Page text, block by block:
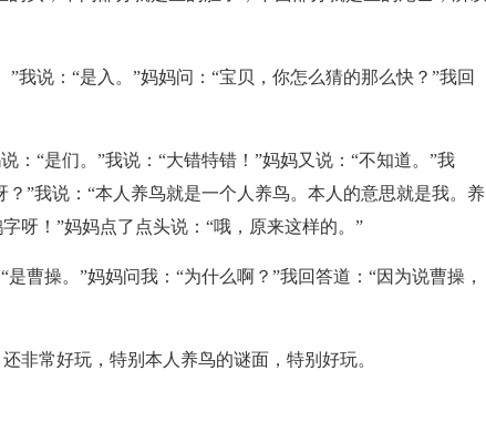
我说：“是入。”妈妈问：“宝贝，你怎么猜的那么快？”我回
：“是们。”我说：“大错特错！”妈妈又说：“不知道。”我
？”我说：“本人养鸟就是一个人养鸟。本人的意思就是我。养
呀！”妈妈点了点头说：“哦，原来这样的。”
曹操。”妈妈问我：“为什么啊？”我回答道：“因为说曹操，
非常好玩，特别本人养鸟的谜面，特别好玩。